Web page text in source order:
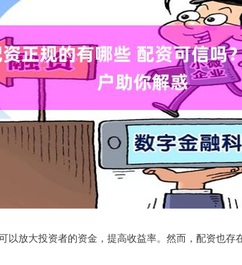
以放大投资者的资金，提高收益率。然而，配资也存